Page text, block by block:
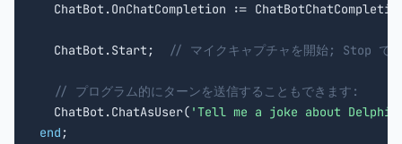
ChatBot.OnChatCompletion :=
  ChatBot.Start;
// マイクキャプチャを開始; Stop で
// プログラム的にターンを送信することもできます:
  ChatBot.ChatAsUser(
'Tell me a joke about Delphi'
end ;